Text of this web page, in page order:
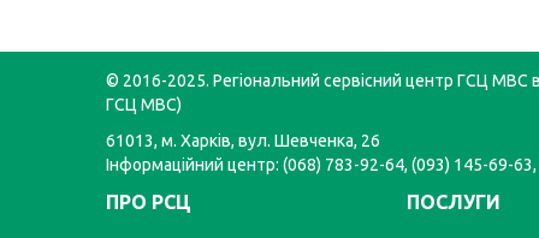
© 2016-2025. Регіональний сервісний центр ГСЦ МВС в
ГСЦ МВС)
61013, м. Харків, вул. Шевченка, 26
Інформаційний центр: (068) 783-92-64, (093) 145-69-
ПРО РСЦ ПОСЛУГИ